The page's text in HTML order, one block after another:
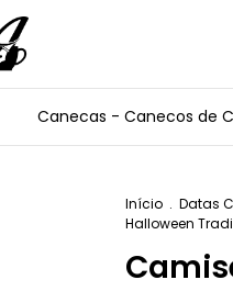
Canecas - Canecos de
Início . Datas
Halloween